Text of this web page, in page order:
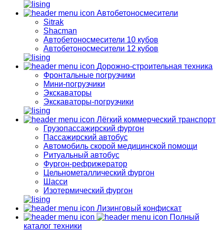
Автобетоносмесители
Sitrak
Shacman
Автобетоносмесители 10 кубов
Автобетоносмесители 12 кубов
Дорожно-строительная техника
Фронтальные погрузчики
Мини-погрузчики
Экскаваторы
Экскаваторы-погрузчики
Лёгкий коммерческий транспорт
Грузопассажирский фургон
Пассажирский автобус
Автомобиль скорой медицинской помощи
Ритуальный автобус
Фургон-рефрижератор
Цельнометаллический фургон
Шасси
Изотермический фургон
Лизинговый конфискат
Полный
каталог техники